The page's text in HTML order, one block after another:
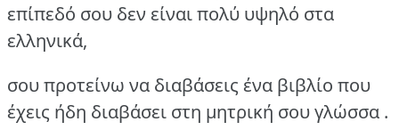
επίπεδό σου δεν είναι πολύ υψηλό στα
ελληνικά,
σου προτείνω να διαβάσεις ένα βιβλίο που
έχεις ήδη διαβάσει στη μητρική σου γλώσσα .